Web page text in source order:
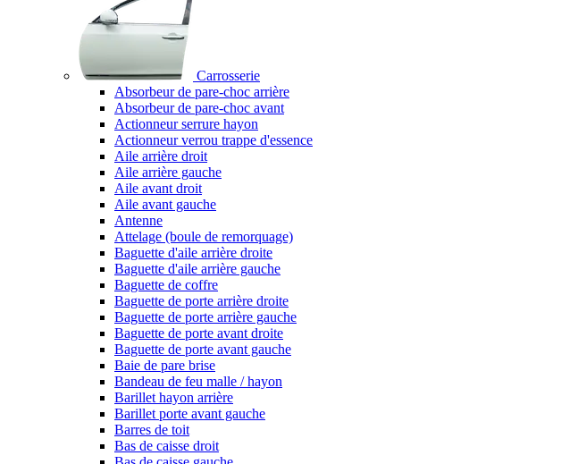
Carrosserie
Absorbeur de pare-choc arrière
Absorbeur de pare-choc avant
Actionneur serrure hayon
Actionneur verrou trappe d'essence
Aile arrière droit
Aile arrière gauche
Aile avant droit
Aile avant gauche
Antenne
Attelage (boule de remorquage)
Baguette d'aile arrière droite
Baguette d'aile arrière gauche
Baguette de coffre
Baguette de porte arrière droite
Baguette de porte arrière gauche
Baguette de porte avant droite
Baguette de porte avant gauche
Baie de pare brise
Bandeau de feu malle / hayon
Barillet hayon arrière
Barillet porte avant gauche
Barres de toit
Bas de caisse droit